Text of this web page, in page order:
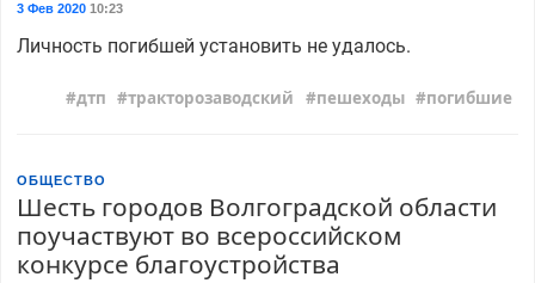
3 Фев 202010:23
Личность погибшей установить не удалось.
дтп тракторозаводский пешеходы погибшие
ОБЩЕСТВО
Шесть городов Волгоградской области
поучаствуют во всероссийском
конкурсе благоустройства